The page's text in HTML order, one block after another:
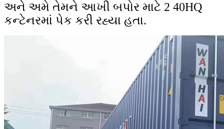
અને અમે તેમને આખી બપોર માટે 2 40HQ
કન્ટેનરમાં પેક કરી રહ્યા હતા.